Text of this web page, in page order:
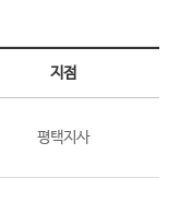
지점
평택지사